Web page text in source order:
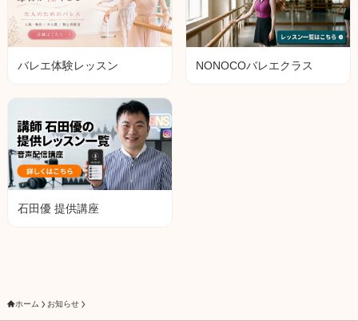
バレエ体験レッスン NONOCOバレエクラス
石田優 提供講座
ホーム お知らせ